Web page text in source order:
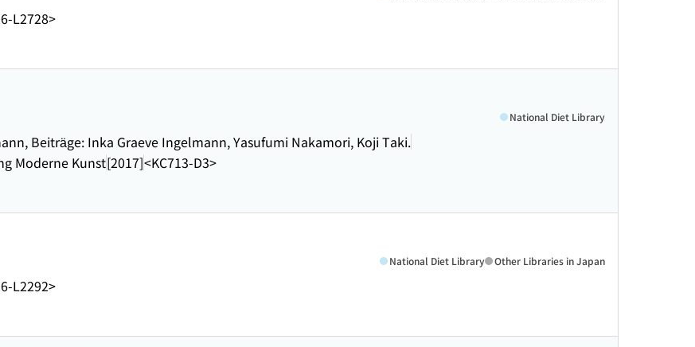
L2728>
Beiträge: Inka Graeve Ingelmann, Yasufumi Nakamori, Koji Taki.
Moderne Kunst[2017]<KC713-D3>
National Diet Library
L2292>
National Diet Library Other Libraries in Japan